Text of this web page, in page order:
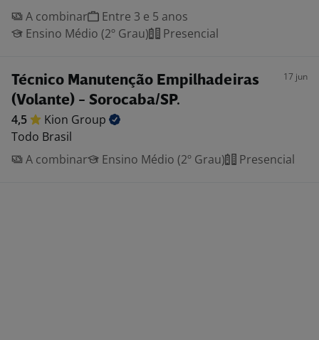
A combinar
Entre 3 e 5 anos
Ensino Médio (2º Grau)
Presencial
Técnico Manutenção Empilhadeiras
(Volante) - Sorocaba/SP.
17 jun
4,5 Kion Group
Todo Brasil
A combinar
Ensino Médio (2º Grau) Presencial